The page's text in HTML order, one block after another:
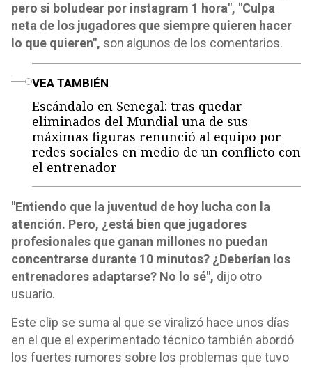
pero si boludear por instagram 1 hora", "Culpa
neta de los jugadores que siempre quieren hacer
lo que quieren", son algunos de los comentarios.
VEA TAMBIÉN
Escándalo en Senegal: tras quedar
eliminados del Mundial una de sus
máximas figuras renunció al equipo por
redes sociales en medio de un conflicto con
el entrenador
"Entiendo que la juventud de hoy lucha con la
atención. Pero, ¿está bien que jugadores
profesionales que ganan millones no puedan
concentrarse durante 10 minutos? ¿Deberían los
entrenadores adaptarse? No lo sé", dijo otro
usuario.
Este clip se suma al que se viralizó hace unos días
en el que el experimentado técnico también abordó
los fuertes rumores sobre los problemas que tuvo